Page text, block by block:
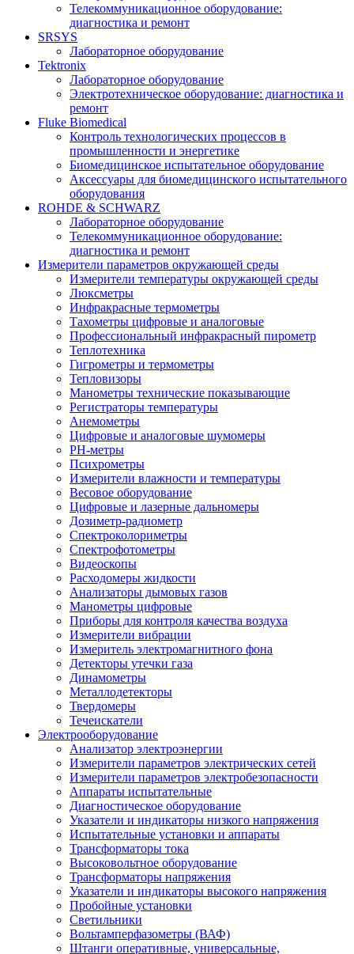
Телекоммуникационное оборудование:
диагностика и ремонт
SRSYS
Лабораторное оборудование
Tektronix
Лабораторное оборудование
Электротехническое оборудование: диагностика и
ремонт
Fluke Biomedical
Контроль технологических процессов в
промышленности и энергетике
Биомедицинское испытательное оборудование
Аксессуары для биомедицинского испытательного
оборудования
ROHDE & SCHWARZ
Лабораторное оборудование
Телекоммуникационное оборудование:
диагностика и ремонт
Измерители параметров окружающей среды
Измерители температуры окружающей среды
Люксметры
Инфракрасные термометры
Тахометры цифровые и аналоговые
Профессиональный инфракрасный пирометр
Теплотехника
Гигрометры и термометры
Тепловизоры
Манометры технические показывающие
Регистраторы температуры
Анемометры
Цифровые и аналоговые шумомеры
PH-метры
Психрометры
Измерители влажности и температуры
Весовое оборудование
Цифровые и лазерные дальномеры
Дозиметр-радиометр
Спектроколориметры
Спектрофотометры
Видеоскопы
Расходомеры жидкости
Анализаторы дымовых газов
Манометры цифровые
Приборы для контроля качества воздуха
Измерители вибрации
Измеритель электромагнитного фона
Детекторы утечки газа
Динамометры
Металлодетекторы
Твердомеры
Течеискатели
Электрооборудование
Анализатор электроэнергии
Измерители параметров электрических сетей
Измерители параметров электробезопасности
Аппараты испытательные
Диагностическое оборудование
Указатели и индикаторы низкого напряжения
Испытательные установки и аппараты
Трансформаторы тока
Высоковольтное оборудование
Трансформаторы напряжения
Указатели и индикаторы высокого напряжения
Пробойные установки
Светильники
Вольтамперфазометры (ВАФ)
Штанги оперативные, универсальные,